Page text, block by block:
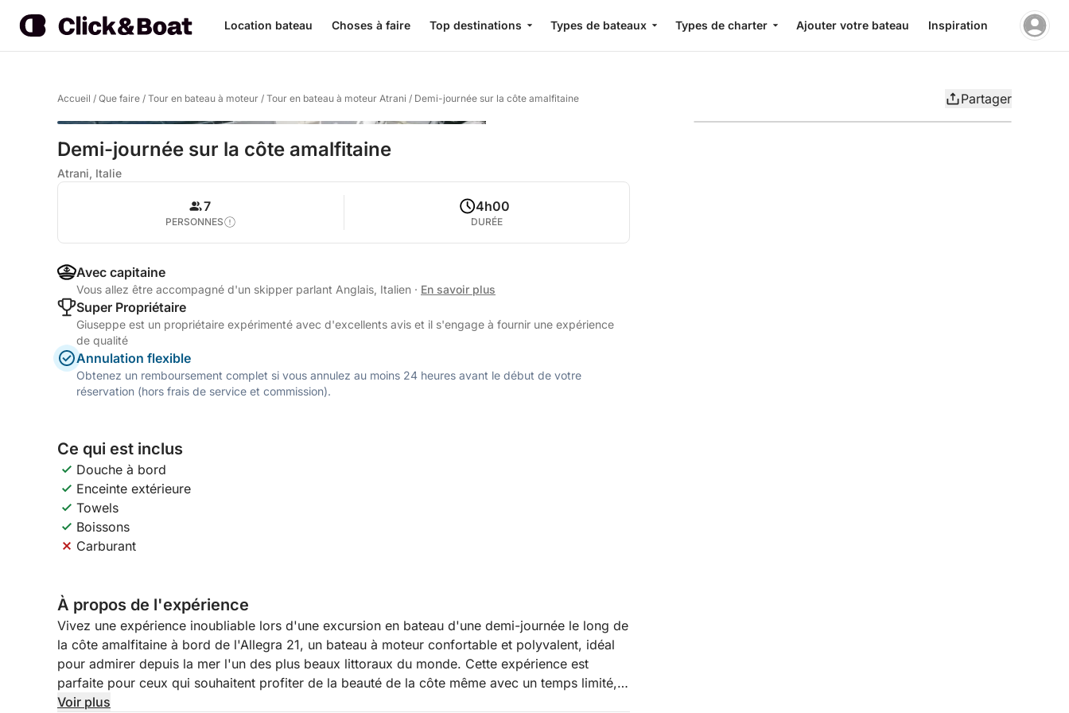
Location bateau Choses à faire Top destinations Types de bateaux Types de charter Ajouter votre bateau Inspiration
Accueil / Que faire / Tour en bateau à moteur / Tour en bateau à moteur Atrani / Demi-journée sur la côte amalfitaine Partager
Demi-journée sur la côte amalfitaine
Atrani, Italie
7
PERSONNES
4h00
DURÉE
Avec capitaine
Vous allez être accompagné d'un skipper parlant Anglais, Italien · En savoir plus
Super Propriétaire
Giuseppe est un propriétaire expérimenté avec d'excellents avis et il s'engage à fournir une expérience
de qualité
Annulation flexible
Obtenez un remboursement complet si vous annulez au moins 24 heures avant le début de votre
réservation (hors frais de service et commission).
Ce qui est inclus
Douche à bord
Enceinte extérieure
Towels
Boissons
Carburant
À propos de l'expérience
Vivez une expérience inoubliable lors d'une excursion en bateau d'une demi-journée le long de
la côte amalfitaine à bord de l'Allegra 21, un bateau à moteur confortable et polyvalent, idéal
pour admirer depuis la mer l'un des plus beaux littoraux du monde. Cette expérience est
parfaite pour ceux qui souhaitent profiter de la beauté de la côte même avec un temps limité,
sans sacrifier la détente et le contact avec la mer.
Voir plus